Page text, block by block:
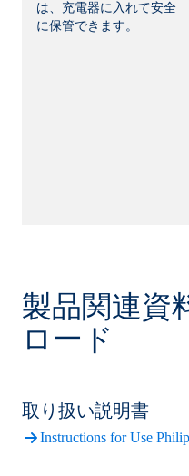
は、充電器に入れて安全
に保管できます。
製品関連資
ロード
取り扱い説明書
Instructions for Use